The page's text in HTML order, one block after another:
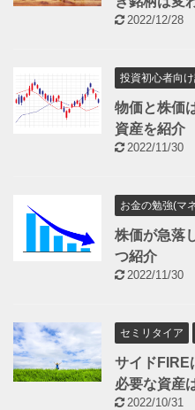
2022/12/28
投資初心者向
物価と株価
資産を紹介
2022/11/30
お金の勉強(マ
株価が急落
つ紹介
2022/11/30
セミリタイア
サイドFIRE
必要な資産
2022/10/31